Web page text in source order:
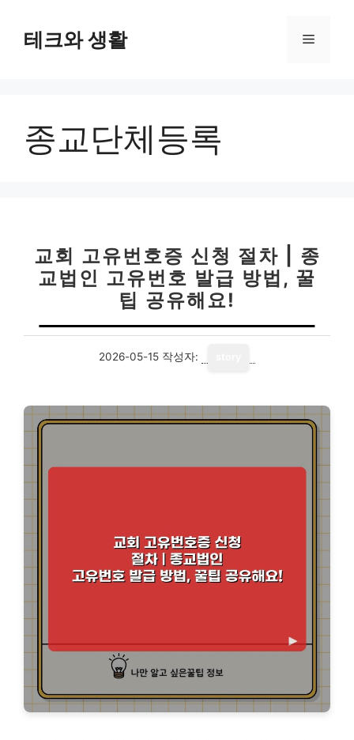
테크와 생활 메
종교단체등록
교회 고유번호증 신청 절차 | 종
교법인 고유번호 발급 방법, 꿀
팁 공유해요!
2026-05-15 작성자: